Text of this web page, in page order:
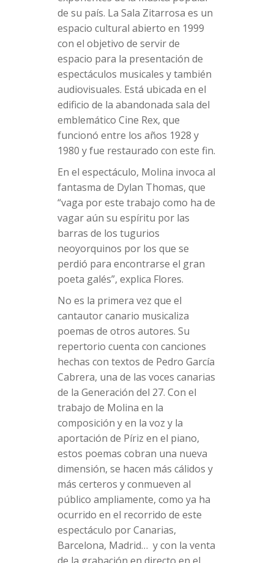
de su país. La Sala Zitarrosa es un
espacio cultural abierto en 1999
con el objetivo de servir de
espacio para la presentación de
espectáculos musicales y también
audiovisuales. Está ubicada en el
edificio de la abandonada sala del
emblemático Cine Rex, que
funcionó entre los años 1928 y
1980 y fue restaurado con este fin.
En el espectáculo, Molina invoca al
fantasma de Dylan Thomas, que
“vaga por este trabajo como ha de
vagar aún su espíritu por las
barras de los tugurios
neoyorquinos por los que se
perdió para encontrarse el gran
poeta galés”, explica Flores.
No es la primera vez que el
cantautor canario musicaliza
poemas de otros autores. Su
repertorio cuenta con canciones
hechas con textos de Pedro García
Cabrera, una de las voces canarias
de la Generación del 27. Con el
trabajo de Molina en la
composición y en la voz y la
aportación de Píriz en el piano,
estos poemas cobran una nueva
dimensión, se hacen más cálidos y
más certeros y conmueven al
público ampliamente, como ya ha
ocurrido en el recorrido de este
espectáculo por Canarias,
Barcelona, Madrid… y con la venta